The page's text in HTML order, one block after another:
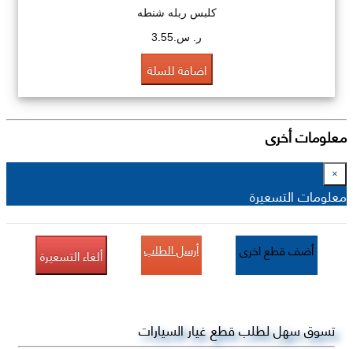
كلبس ربله شنطه
ر. س.3.55
اضافة للسلة
معلومات أخرى
×
معلومات التسعيرة
أضف قطع اخرى أرسل الطلب ألغاء التسعيرة
تسوق سهل لطلب قطع غيار السيارات